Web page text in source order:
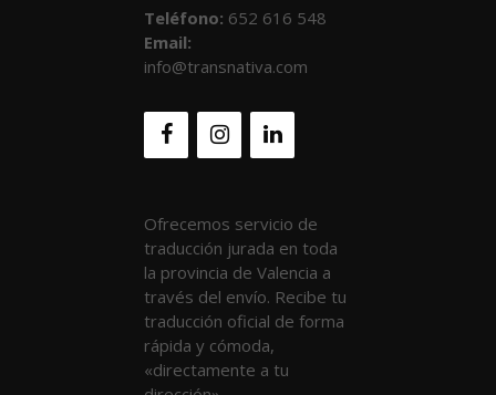
Teléfono: 652 616 548
Email:
info@transnativa.com
Ofrecemos servicio de
traducción jurada en toda
la provincia de Valencia a
través del envío. Recibe tu
traducción oficial de forma
rápida y cómoda,
«directamente a tu